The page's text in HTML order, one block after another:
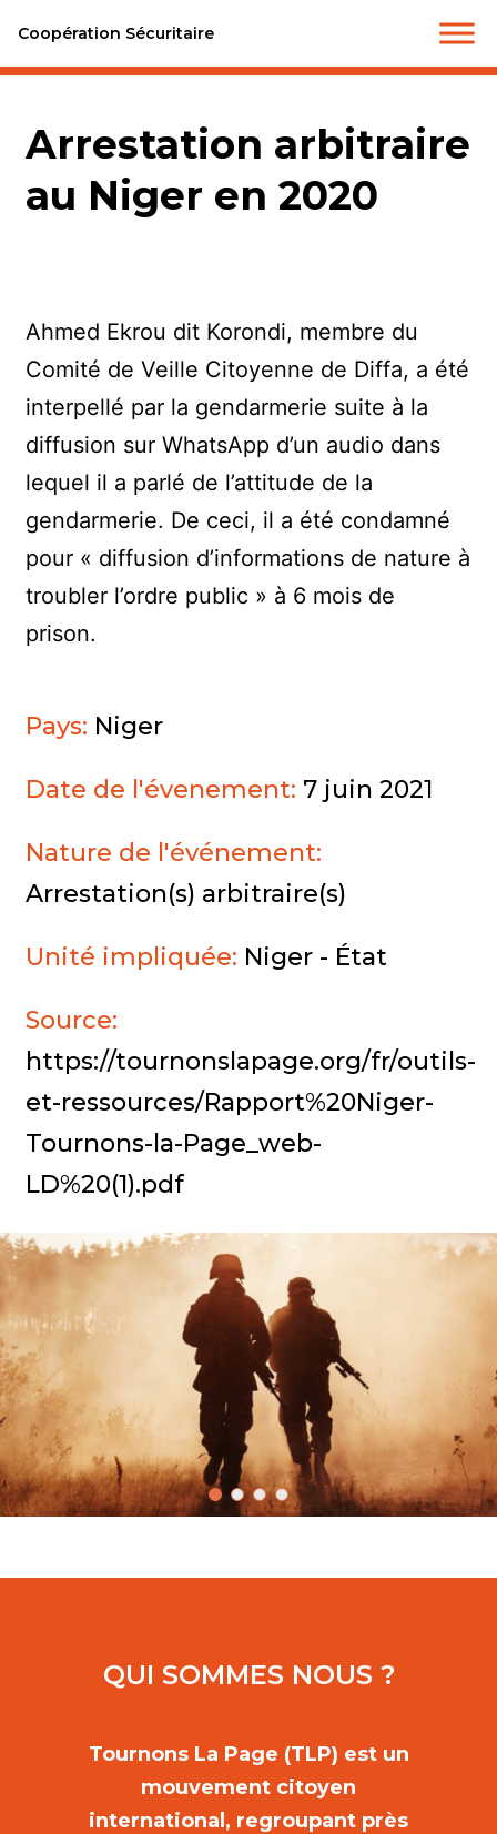
Coopération Sécuritaire
Arrestation arbitraire
au Niger en 2020
Ahmed Ekrou dit Korondi, membre du
Comité de Veille Citoyenne de Diffa, a été
interpellé par la gendarmerie suite à la
diffusion sur WhatsApp d’un audio dans
lequel il a parlé de l’attitude de la
gendarmerie. De ceci, il a été condamné
pour « diffusion d’informations de nature à
troubler l’ordre public » à 6 mois de
prison.
Pays: Niger
Date de l'évenement: 7 juin 2021
Nature de l'événement:
Arrestation(s) arbitraire(s)
Unité impliquée: Niger - État
Source:
https://tournonslapage.org/fr/outils-
et-ressources/Rapport%20Niger-
Tournons-la-Page_web-
LD%20(1).pdf
QUI SOMMES NOUS ?
Tournons La Page (TLP) est un
mouvement citoyen
international, regroupant près